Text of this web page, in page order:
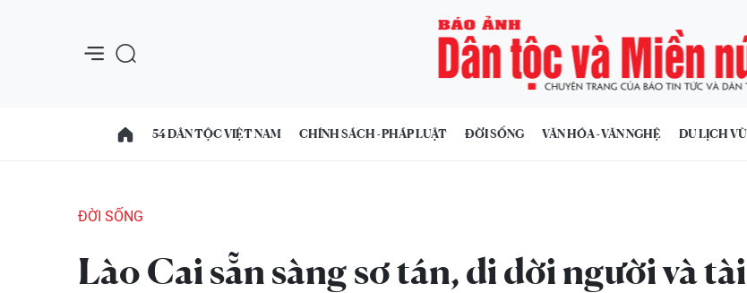
54 DÂN TỘC VIỆT NAM CHÍNH SÁCH - PHÁP LUẬT ĐỜI SỐNG VĂN HÓA - VĂN NGHỆ DU LỊCH
ĐỜI SỐNG
Lào Cai sẵn sàng sơ tán, di dời người và tài